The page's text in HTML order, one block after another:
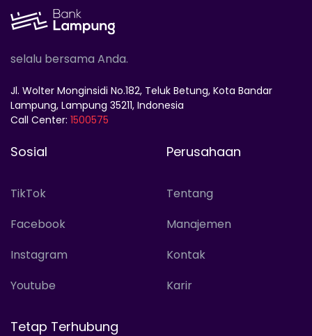
selalu bersama Anda.
Jl. Wolter Monginsidi No.182, Teluk Betung, Kota Bandar
Lampung, Lampung 35211, Indonesia
Call Center: 1500575
Sosial
TikTok
Facebook
Instagram
Youtube
Perusahaan
Tentang
Manajemen
Kontak
Karir
Tetap Terhubung